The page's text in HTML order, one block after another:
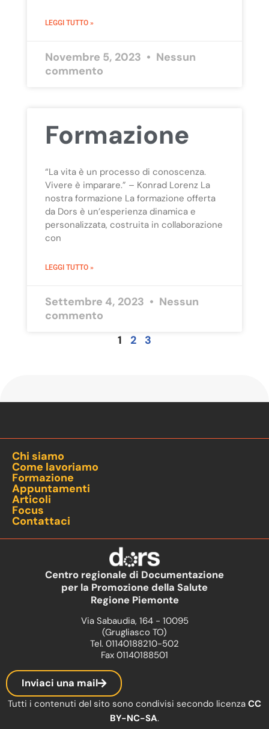
LEGGI TUTTO »
Novembre 5, 2023
Nessun
commento
Formazione
“La vita è un processo di conoscenza.
Vivere è imparare.” – Konrad Lorenz La
nostra formazione La formazione offerta
da Dors è un’esperienza dinamica e
personalizzata, costruita in collaborazione
con
LEGGI TUTTO »
Settembre 4, 2023
Nessun
commento
1
2 3
Chi siamo
Come lavoriamo
Formazione
Appuntamenti
Articoli
Focus
Contattaci
Centro regionale di Documentazione
per la Promozione della Salute
Regione Piemonte
Via Sabaudia, 164 - 10095
(Grugliasco TO)
Tel. 01140188210-502
Fax 01140188501
Inviaci una mail
Tutti i contenuti del sito sono condivisi secondo licenza CC
BY-NC-SA.